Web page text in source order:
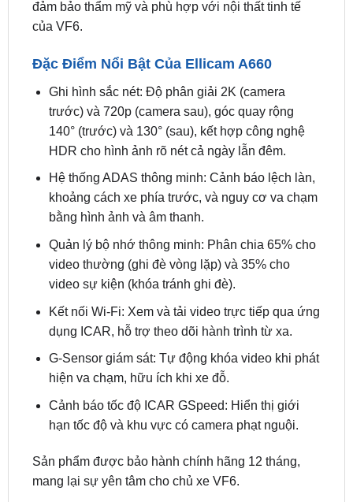
Đặc Điểm Nổi Bật Của Ellicam A660
trước) và 720p (camera sau), góc quay rộng
140° (trước) và 130° (sau), kết hợp công nghệ
HDR cho hình ảnh rõ nét cả ngày lẫn đêm.
Hệ thống ADAS thông minh: Cảnh báo lệch làn,
khoảng cách xe phía trước, và nguy cơ va chạm
bằng hình ảnh và âm thanh.
Quản lý bộ nhớ thông minh: Phân chia 65% cho
video thường (ghi đè vòng lặp) và 35% cho
video sự kiện (khóa tránh ghi đè).
Kết nối Wi-Fi: Xem và tải video trực tiếp qua ứng
dụng ICAR, hỗ trợ theo dõi hành trình từ xa.
G-Sensor giám sát: Tự động khóa video khi phát
hiện va chạm, hữu ích khi xe đỗ.
Cảnh báo tốc độ ICAR GSpeed: Hiển thị giới
hạn tốc độ và khu vực có camera phạt nguội.
Sản phẩm được bảo hành chính hãng 12 tháng,
Tại Sao Nên Lắp Camera Hành Trình ICAR